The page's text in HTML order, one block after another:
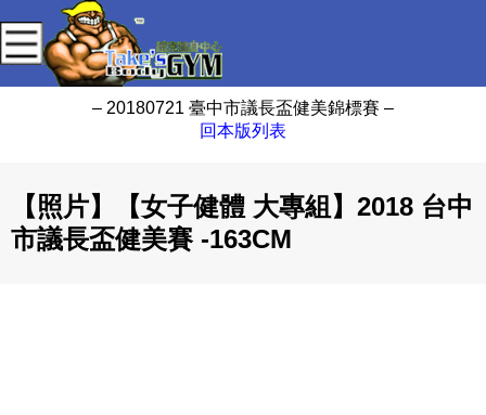
– 20180721 臺中市議長盃健美錦標賽 –
回本版列表
【照片】【女子健體 大專組】2018 台中
市議長盃健美賽 -163CM